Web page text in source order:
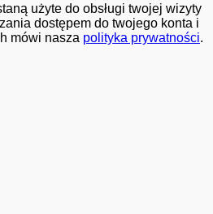
użyte do obsługi twojej wizyty
dostępem do twojego konta i
mówi nasza polityka prywatności.